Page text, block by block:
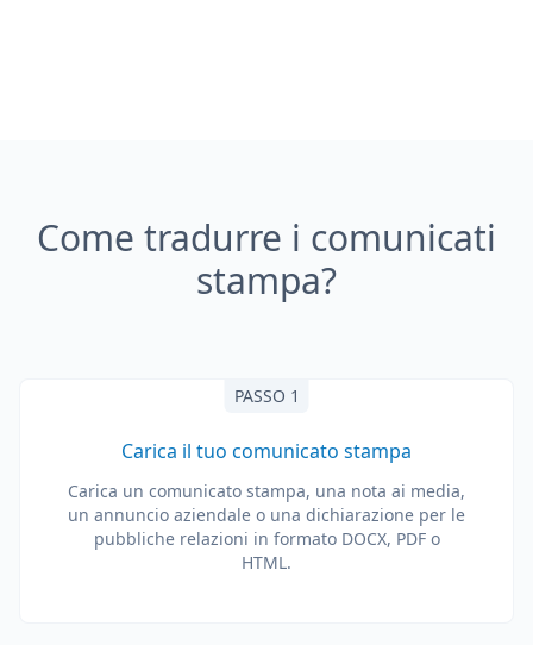
Come tradurre i comunicati
stampa?
PASSO 1
Carica il tuo comunicato stampa
Carica un comunicato stampa, una nota ai media,
un annuncio aziendale o una dichiarazione per le
pubbliche relazioni in formato DOCX, PDF o
HTML.